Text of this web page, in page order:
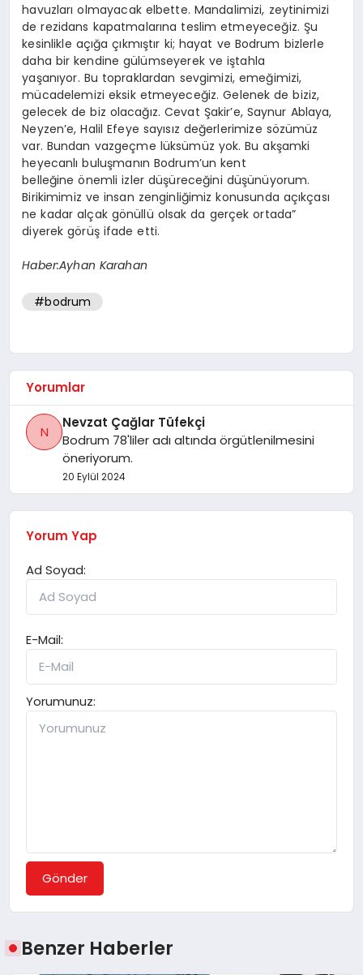
havuzları olmayacak elbette. Mandalimizi, zeytinimizi
de rezidans kapatmalarına teslim etmeyeceğiz. Şu
kesinlikle açığa çıkmıştır ki; hayat ve Bodrum bizlerle
daha bir kendine gülümseyerek ve iştahla
yaşanıyor. Bu topraklardan sevgimizi, emeğimizi,
mücadelemizi eksik etmeyeceğiz. Gelenek de biziz,
gelecek de biz olacağız. Cevat Şakir’e, Saynur Ablaya,
Neyzen’e, Halil Efeye sayısız değerlerimize sözümüz
var. Bundan vazgeçme lüksümüz yok. Bu akşamki
heyecanlı buluşmanın Bodrum’un kent
belleğine önemli izler düşüreceğini düşünüyorum.
Birikimimiz ve insan zenginliğimiz konusunda açıkçası
ne kadar alçak gönüllü olsak da gerçek ortada”
diyerek görüş ifade etti.
Haber:Ayhan Karahan
#bodrum
Yorumlar
N
Nevzat Çağlar Tüfekçi
Bodrum 78'liler adı altında örgütlenilmesini
öneriyorum.
20 Eylül 2024
Yorum Yap
Ad Soyad:
E-Mail:
Yorumunuz:
Gönder
Benzer Haberler